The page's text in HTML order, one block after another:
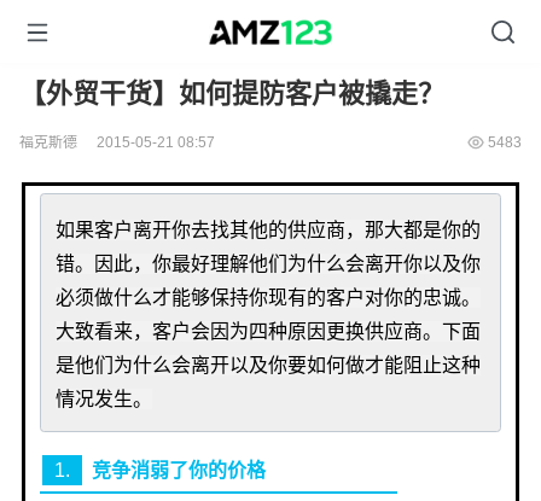
【外贸干货】如何提防客户被撬走？
福克斯德 2015-05-21 08:57 5483
如果客户离开你去找其他的供应商，那大都是你的
错。因此，你最好理解他们为什么会离开你以及你
必须做什么才能够保持你现有的客户对你的忠诚。
大致看来，客户会因为四种原因更换供应商。下面
是他们为什么会离开以及你要如何做才能阻止这种
情况发生。
1. 竞争消弱了你的价格